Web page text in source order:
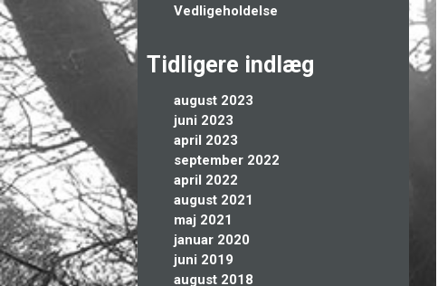
Vedligeholdelse
Tidligere indlæg
august 2023
juni 2023
april 2023
september 2022
april 2022
august 2021
maj 2021
januar 2020
juni 2019
august 2018